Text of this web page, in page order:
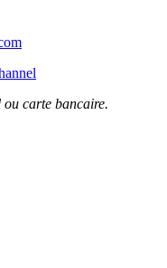
carte bancaire.